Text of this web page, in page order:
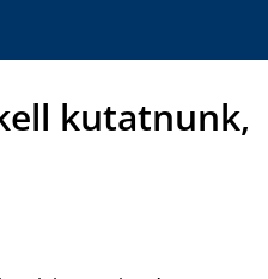
kutatnunk,